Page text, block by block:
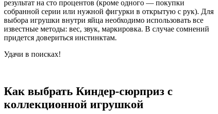
результат на сто процентов (кроме одного — покупки
собранной серии или нужной фигурки в открытую с рук). Для
выбора игрушки внутри яйца необходимо использовать все
известные методы: вес, звук, маркировка. В случае сомнений
придется довериться инстинктам.
Удачи в поисках!
Как выбрать Киндер-сюрприз с
коллекционной игрушкой